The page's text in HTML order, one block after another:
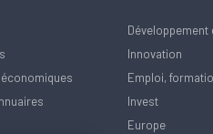
Innovation
Emploi,
Invest
Europe